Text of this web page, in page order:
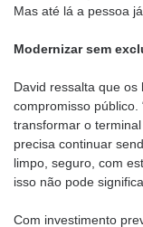
Mas até lá a pessoa
Modernizar sem
David ressalta que
compromisso público.
transformar o
precisa continuar
limpo, seguro, com
isso não pode
Com investimento